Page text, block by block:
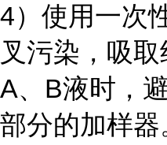
4）使用一次
叉污染，吸
A、B液时，
部分的加样器